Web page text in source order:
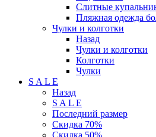
Слитные
Пляжная одежда
Чулки и колготки
Назад
Чулки и колготки
Колготки
Чулки
S A L E
Назад
S A L E
Последний размер
Скидка 70%
Скидка 50%